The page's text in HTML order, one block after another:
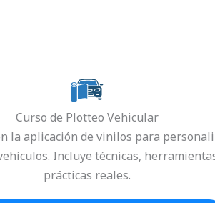
Curso de Plotteo Vehicular
la aplicación de vinilos para
Incluye técnicas,
prácticas reales.